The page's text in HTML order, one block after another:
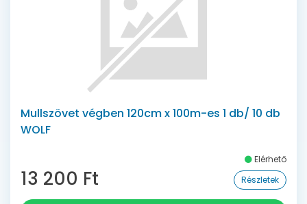
Mullszövet végben 120cm x 100m-es 1 db/ 10 db
WOLF
Elérhető
13 200 Ft Részletek